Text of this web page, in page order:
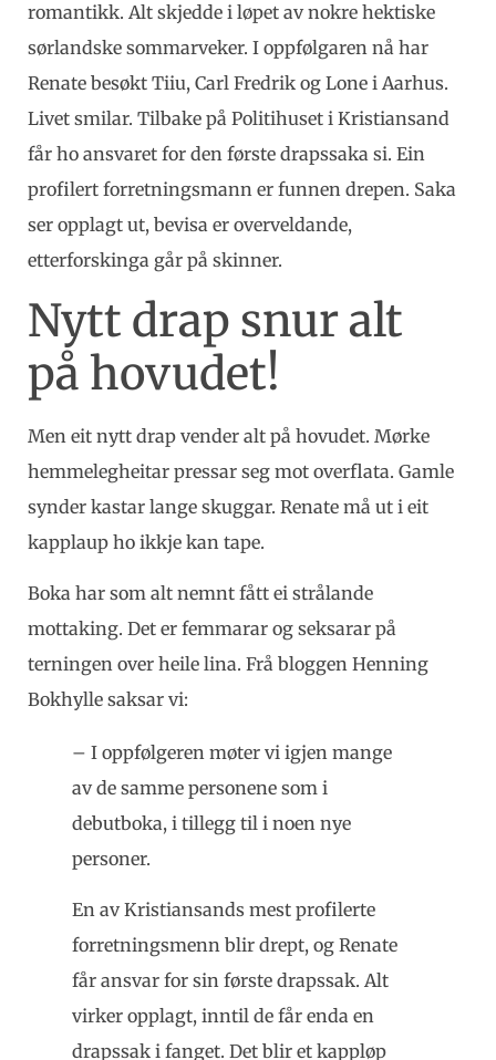
romantikk. Alt skjedde i løpet av nokre hektiske
sørlandske sommarveker. I oppfølgaren nå har
Renate besøkt Tiiu, Carl Fredrik og Lone i Aarhus.
Livet smilar. Tilbake på Politihuset i Kristiansand
får ho ansvaret for den første drapssaka si. Ein
profilert forretningsmann er funnen drepen. Saka
ser opplagt ut, bevisa er overveldande,
etterforskinga går på skinner.
Nytt drap snur alt
på hovudet!
Men eit nytt drap vender alt på hovudet. Mørke
hemmelegheitar pressar seg mot overflata. Gamle
synder kastar lange skuggar. Renate må ut i eit
kapplaup ho ikkje kan tape.
Boka har som alt nemnt fått ei strålande
mottaking. Det er femmarar og seksarar på
terningen over heile lina. Frå bloggen Henning
Bokhylle saksar vi:
– I oppfølgeren møter vi igjen mange
av de samme personene som i
debutboka, i tillegg til i noen nye
personer.
En av Kristiansands mest profilerte
forretningsmenn blir drept, og Renate
får ansvar for sin første drapssak. Alt
virker opplagt, inntil de får enda en
drapssak i fanget. Det blir et kappløp